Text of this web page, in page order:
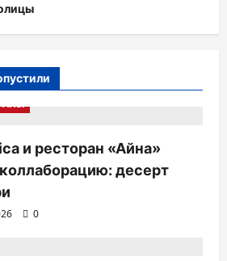
и ресторан «Айна»
десерт
0